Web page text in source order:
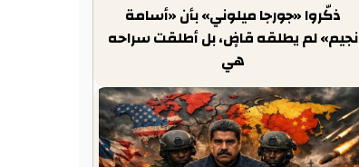
ذكّروا «جورجا ميلوني» بأن «أسامة
نجيم» لم يطلقه قاضٍ، بل أطلقت سراحه
هي